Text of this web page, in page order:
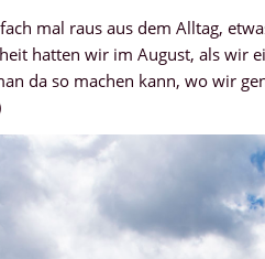
mal raus aus dem Alltag,
hatten wir im August, als wir
da so machen kann, wo wir